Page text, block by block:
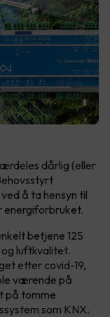
dårlig (eller
å ta hensyn til
energiforbruket.
betjene 125
luftkvalitet.
etter covid-19,
værende på
på tomme
som KNX.